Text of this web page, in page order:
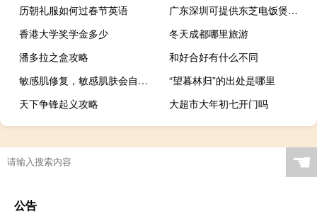
历朝礼服如何过春节英语
广东深圳可提供东芝电饭煲维修服务地址在哪
香港大学奖学金多少
冬天成都哪里旅游
潘多拉之盒攻略
和好合好有什么不同
敏感肌修复，敏感肌肤会自己修复吗
“望暮林归”的出处是哪里
天下争锋起义攻略
大超市大年初七开门吗
☚
公告